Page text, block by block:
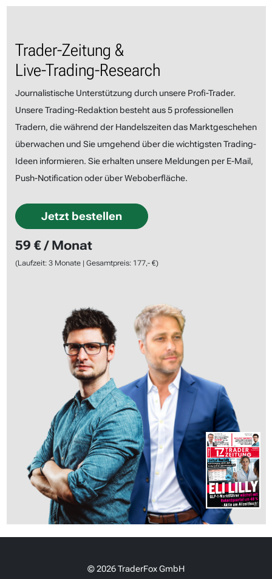
Trader-Zeitung &
Live-Trading-Research
Journalistische Unterstützung durch unsere Profi-Trader.
Unsere Trading-Redaktion besteht aus 5 professionellen
Tradern, die während der Handelszeiten das Marktgeschehen
überwachen und Sie umgehend über die wichtigsten Trading-
Ideen informieren. Sie erhalten unsere Meldungen per E-Mail,
Push-Notification oder über Weboberfläche.
Jetzt bestellen
59 € / Monat
(Laufzeit: 3 Monate | Gesamtpreis: 177,- €)
© 2026 TraderFox GmbH